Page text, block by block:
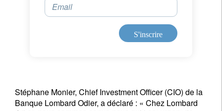
Email
S'inscrire
Stéphane Monier, Chief Investment Officer (CIO) de la
Banque Lombard Odier, a déclaré : « Chez Lombard